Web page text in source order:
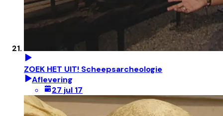
ZOEK HET UIT! Scheepsarcheologie
Aflevering
27 jul 17